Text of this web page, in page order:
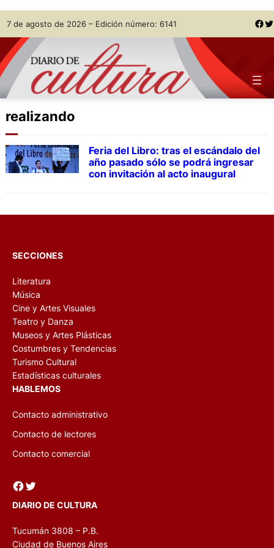
Skip
to
content
7 de agosto de 2026 – Edición número: 6141 Facebook Twitter
realizando
Feria del Libro: tras el escándalo del
año pasado sólo se podrá ingresar
con invitación al acto inaugural
SECCIONES
Literatura
Música
Cine y Artes Visuales
Teatro y Danza
Museos y Artes Plásticas
Costumbres y Tendencias
Turismo Cultural
Estadísticas culturales
HABLEMOS
Contacto administrativo
Contacto de lectores
Contacto comercial
Facebook Twitter
DIARIO DE CULTURA
Tucumán 3808 – P.B.
Ciudad de Buenos Aires